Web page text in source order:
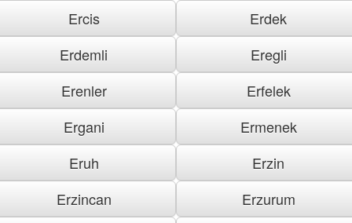
Ercis
Erdek
Erdemli
Eregli
Erenler
Erfelek
Ergani
Ermenek
Eruh
Erzin
Erzincan
Erzurum